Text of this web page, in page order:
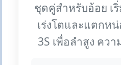
ชุดคู่สำหรับอ้อย เริ่
เร่งโตและแตกห
3S เพื่อลำสูง ควา